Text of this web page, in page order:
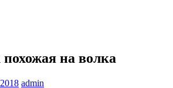
на волка
admin